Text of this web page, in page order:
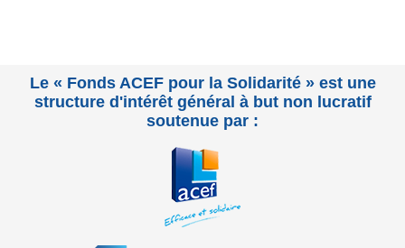
Le « Fonds ACEF pour la Solidarité » est une
structure d'intérêt général à but non lucratif
soutenue par :